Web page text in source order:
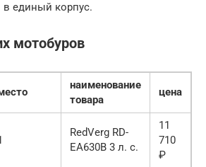
единый корпус.
мотобуров
наименование
товара
цена
RedVerg RD-
EA630B 3 л. с.
11
710
₽